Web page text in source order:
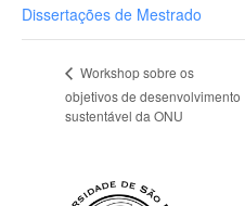
Dissertações de Mestrado
Workshop sobre os
objetivos de desenvolvimento
sustentável da ONU